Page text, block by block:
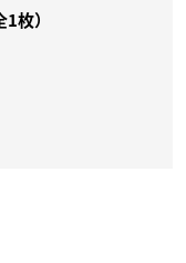
枚）